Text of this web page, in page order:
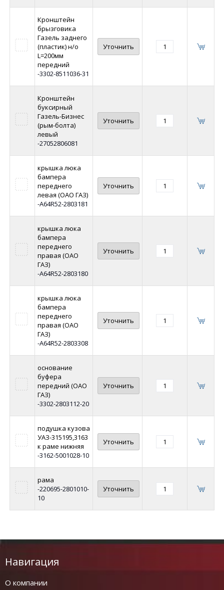
Кронштейн
брызговика
Газель заднего
(пластик) н/о
L=200мм
передний
-3302-8511036-31
Уточнить
Кронштейн
буксирный
Газель-Бизнес
(рым-болта)
левый
-27052806081
Уточнить
крышка люка
бампера
переднего
левая (ОАО ГАЗ)
-A64R52-2803181
Уточнить
крышка люка
бампера
переднего
правая (ОАО
ГАЗ)
-A64R52-2803180
Уточнить
крышка люка
бампера
переднего
правая (ОАО
ГАЗ)
-A64R52-2803308
Уточнить
основание
буфера
передний (ОАО
ГАЗ)
-3302-2803112-20
Уточнить
подушка кузова
УАЗ-315195,3163
к раме нижняя
-3162-5001028-10
Уточнить
рама
-220695-2801010-
10
Уточнить
Навигация
О компании